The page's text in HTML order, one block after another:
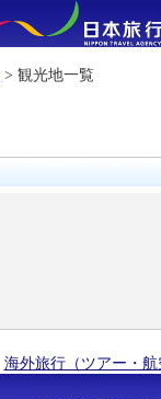
> 観光地一覧
海外旅行（ツアー・航